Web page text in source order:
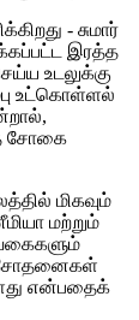
- சுமார்
இரத்த
உடலுக்கு
உட்கொள்ளல்
சோகை
மிகவும்
மற்றும்
என்பதைக்